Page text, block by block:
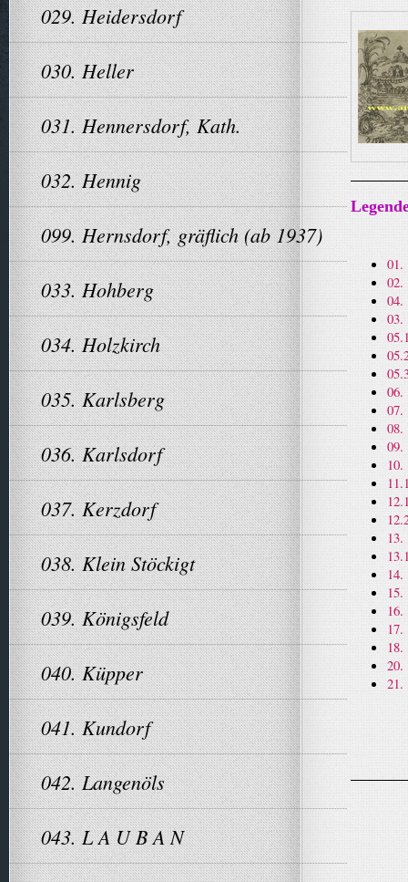
029. Heidersdorf
030. Heller
031. Hennersdorf, Kath.
032. Hennig
099. Hernsdorf, gräflich (ab 1937)
033. Hohberg
034. Holzkirch
035. Karlsberg
036. Karlsdorf
037. Kerzdorf
038. Klein Stöckigt
039. Königsfeld
040. Küpper
041. Kundorf
042. Langenöls
043. L A U B A N
01.
02.
06.
09.
20.